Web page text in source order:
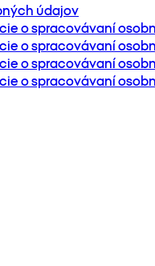
údajov
o spracovávaní
o spracovávaní
o spracovávaní
o spracovávaní